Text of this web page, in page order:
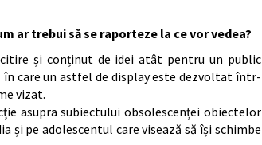
ar trebui să se raporteze la ce vor vedea?
și conținut de idei atât pentru un public
care un astfel de display este dezvoltat într-
vizat.
asupra subiectului obsolescenței obiectelor
și pe adolescentul care visează să își schimbe